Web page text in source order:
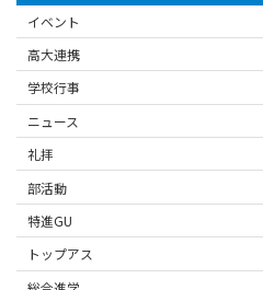
イベント
高大連携
学校行事
ニュース
礼拝
部活動
特進GU
トップアス